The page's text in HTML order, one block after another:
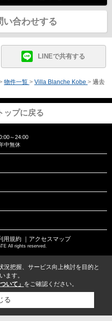
い合わせする
LINEで共有する
物件一覧 > Villa Blanche Kobe > 過去
ップに戻る
～24:00
中無休
用規約 ｜アクセスマップ
All rights reserved.
況把握、サービス向上検討を目的と
ます。
いて」 をご確認ください。
る